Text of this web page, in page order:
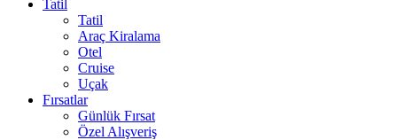
Tatil
Tatil
Araç Kiralama
Otel
Cruise
Uçak
Fırsatlar
Günlük Fırsat
Özel Alışveriş